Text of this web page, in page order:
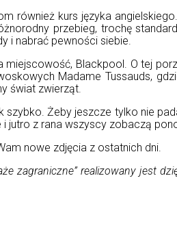
również kurs języka
przebieg, trochę
i nabrać pewności siebie.
Blackpool. O tej
Madame Tussauds,
świat zwierząt.
Żeby jeszcze tylko nie
z rana wszyscy zobaczą
nowe zdjęcia z ostatnich dni.
zagraniczne” realizowany jest